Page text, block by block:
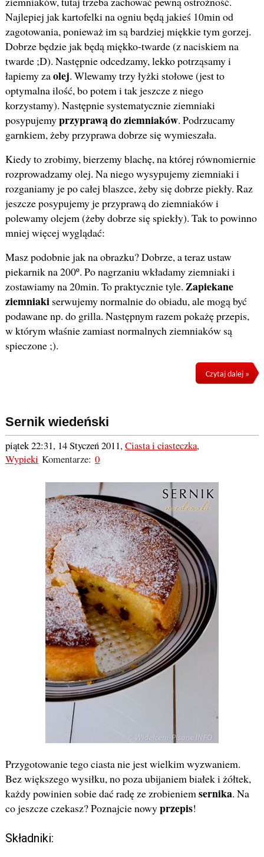
Najlepiej jak kartofelki na ogniu będą jakieś 10min od
zagotowania, ponieważ im są bardziej miękkie tym gorzej.
Dobrze będzie jak będą miękko-twarde (z naciskiem na
twarde ;D). Następnie odcedzamy, lekko potrząsamy i
łapiemy zaolej. Wlewamy trzy łyżki stołowe (jest to
optymalna ilość, bo potem i tak jeszcze z niego
korzystamy). Następnie systematycznie ziemniaki
posypujemyprzyprawą do ziemniaków. Podrzucamy
garnkiem, żeby przyprawa dobrze się wymieszała.
Kiedy to zrobimy, bierzemy blachę, na której równomiernie
rozprowadzamy olej. Na niego wysypujemy ziemniaki i
rozganiamy je po całej blaszce, żeby się dobrze piekły. Raz
jeszcze posypujemy je przyprawą do ziemniaków i
polewamy olejem (żeby dobrze się spiekły). Tak to powinno
mniej więcej wyglądać:
Masz podobnie jak na obrazku? Dobrze, a teraz ustaw
piekarnik na 200º. Po nagrzaniu wkładamy ziemniaki i
zostawiamy na 20min. To praktycznie tyle. Zapiekane
ziemniakiserwujemy normalnie do obiadu, ale mogą być
podawane np. do grilla. Następnym razem pokażę przepis,
w którym właśnie zamiast normalnych ziemniaków są
spieczone ;).
Czytaj dalej »
Sernik wiedeński
piątek 22:31, 14 Styczeń 2011,Ciasta i ciasteczka,
Wypieki Komentarze: 0
Przygotowanie tego ciasta nie jest wielkim wyzwaniem.
Bez większego wysiłku, no poza ubijaniem białek i żółtek,
każdy powinien sobie dać radę ze zrobieniemsernika. Na
co jeszcze czekasz? Poznajcie nowyprzepis!
Składniki: